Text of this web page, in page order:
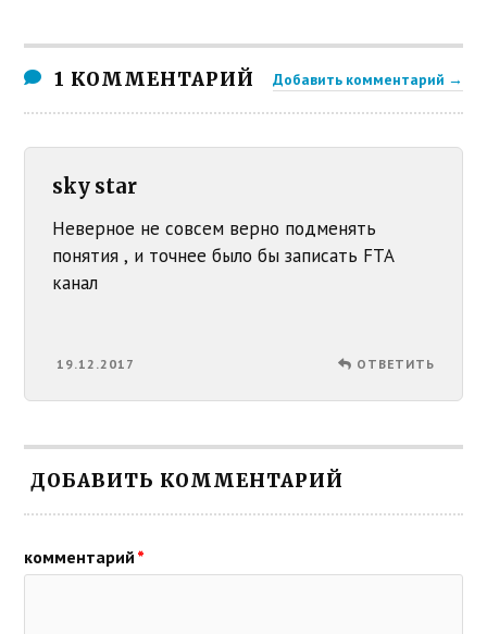
1 КОММЕНТАРИЙ Добавить комментарий →
sky star
Неверное не совсем верно подменять
понятия , и точнее было бы записать FTA
канал
19.12.2017 ОТВЕТИТЬ
ДОБАВИТЬ КОММЕНТАРИЙ
комментарий *